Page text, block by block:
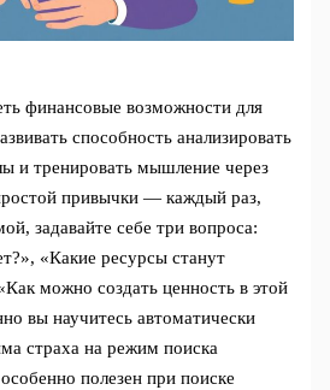
финансовые возможности для
способность анализировать
и тренировать мышление через
привычки — каждый раз,
задавайте себе три вопроса:
«Какие ресурсы станут
можно создать ценность в этой
вы научитесь автоматически
страха на режим поиска
полезен при поиске